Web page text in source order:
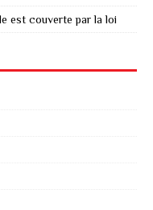
est couverte par la loi